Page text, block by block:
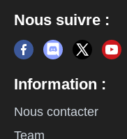
Nous suivre :
Information :
Nous contacter
Team